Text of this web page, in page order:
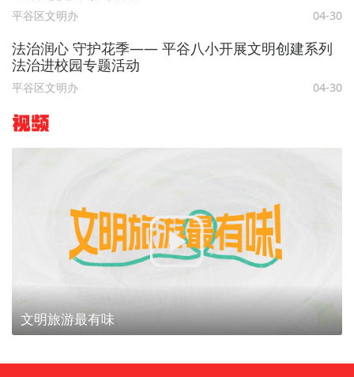
平谷区文明办 04-30
法治润心 守护花季—— 平谷八小开展文明创建系列
法治进校园专题活动
平谷区文明办 04-30
视频
文明旅游最有味